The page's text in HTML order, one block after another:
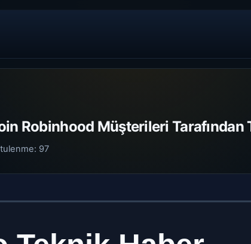
Robinhood Müşterileri Tarafından
97